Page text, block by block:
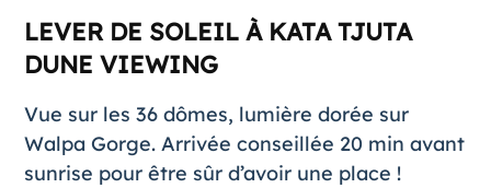
LEVER DE SOLEIL À KATA TJUTA
DUNE VIEWING
Vue sur les 36 dômes, lumière dorée sur
Walpa Gorge. Arrivée conseillée 20 min avant
sunrise pour être sûr d’avoir une place !